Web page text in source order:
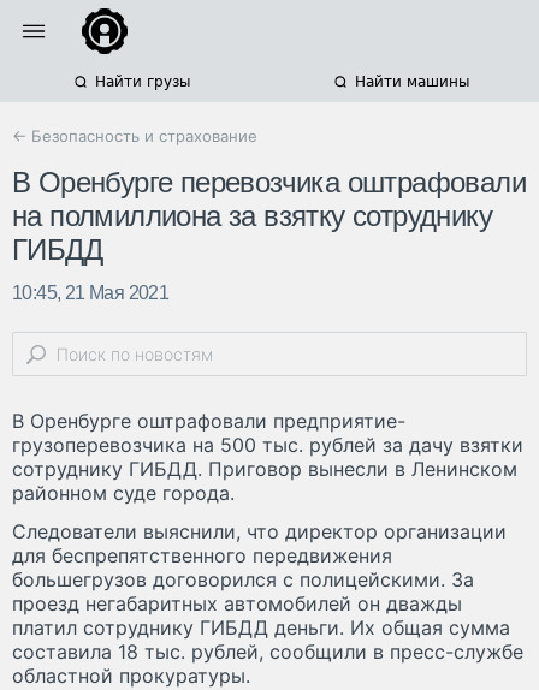
Найти грузы Найти машины
← Безопасность и страхование
В Оренбурге перевозчика оштрафовали
на полмиллиона за взятку сотруднику
ГИБДД
10:45, 21 Мая 2021
В Оренбурге оштрафовали предприятие-
грузоперевозчика на 500 тыс. рублей за дачу взятки
сотруднику ГИБДД. Приговор вынесли в Ленинском
районном суде города.
Следователи выяснили, что директор организации
для беспрепятственного передвижения
большегрузов договорился с полицейскими. За
проезд негабаритных автомобилей он дважды
платил сотруднику ГИБДД деньги. Их общая сумма
составила 18 тыс. рублей, сообщили в пресс-службе
областной прокуратуры.